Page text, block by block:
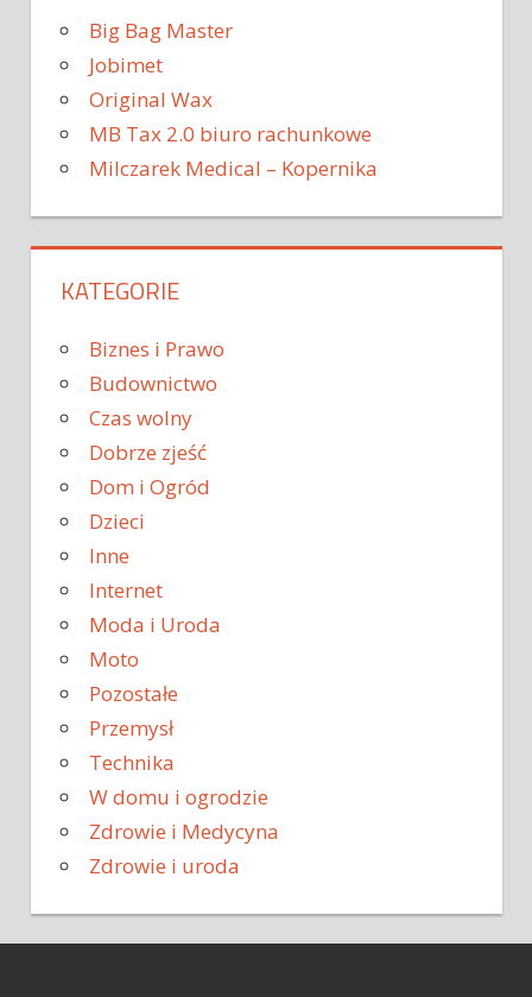
Big Bag Master
Jobimet
Original Wax
MB Tax 2.0 biuro rachunkowe
Milczarek Medical – Kopernika
KATEGORIE
Biznes i Prawo
Budownictwo
Czas wolny
Dobrze zjeść
Dom i Ogród
Dzieci
Inne
Internet
Moda i Uroda
Moto
Pozostałe
Przemysł
Technika
W domu i ogrodzie
Zdrowie i Medycyna
Zdrowie i uroda